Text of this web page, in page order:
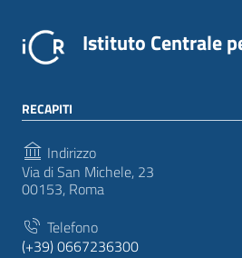
Istituto Centrale
RECAPITI
Indirizzo
Via di San Michele, 23
00153, Roma
Telefono
(+39) 0667236300